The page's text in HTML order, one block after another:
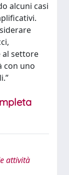
alcuni casi
al settore
con uno
attività